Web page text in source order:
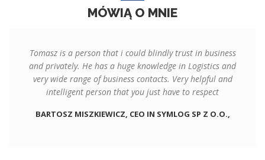
MÓWIĄ O MNIE
Tomasz is a person that i could blindly trust in business
and privately. He has a huge knowledge in Logistics and
very wide range of business contacts. Very helpful and
intelligent person that you just have to respect
BARTOSZ MISZKIEWICZ, CEO IN SYMLOG SP Z O.O.,